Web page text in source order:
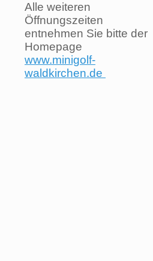
Alle weiteren
Öffnungszeiten
entnehmen Sie bitte der
Homepage
www.minigolf-
waldkirchen.de